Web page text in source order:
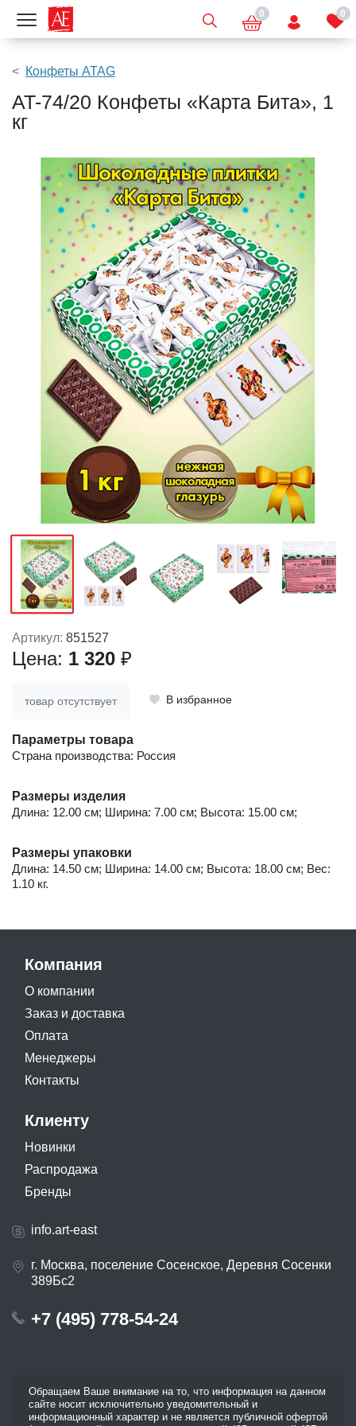
Показать меню 0 0
Конфеты ATAG
AT-74/20 Конфеты «Карта Бита», 1
кг
Артикул: 851527
Цена: 1 320 ₽
товар отсутствует В избранное
Параметры товара
Страна производства: Россия
Размеры изделия
Длина: 12.00 см; Ширина: 7.00 см; Высота: 15.00 см;
Размеры упаковки
Длина: 14.50 см; Ширина: 14.00 см; Высота: 18.00 см; Вес:
1.10 кг.
Компания
О компании
Заказ и доставка
Оплата
Менеджеры
Контакты
Клиенту
Новинки
Распродажа
Бренды
info.art-east
г. Москва, поселение Сосенское, Деревня Сосенки
389Бс2
+7 (495) 778-54-24
Обращаем Ваше внимание на то, что информация на данном
сайте носит исключительно уведомительный и
информационный характер и не является публичной офертой